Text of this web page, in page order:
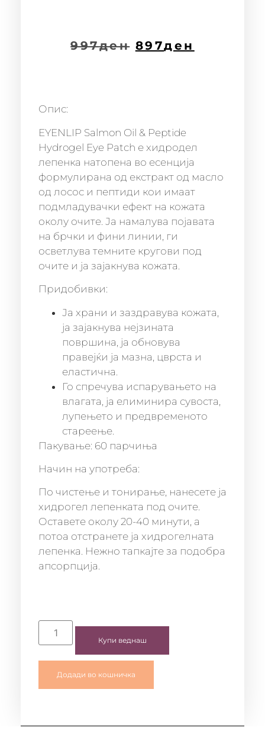
997ден 897ден
Опис:
EYENLIP Salmon Oil & Peptide
Hydrogel Eye Patch е хидродел
лепенка натопена во есенција
формулирана од екстракт од масло
од лосос и пептиди кои имаат
подмладувачки ефект на кожата
околу очите. Ја намалува појавата
на брчки и фини линии, ги
осветлува темните кругови под
очите и ја зајакнува кожата.
Придобивки:
Ја храни и заздравува кожата,
ја зајакнува нејзината
површина, ја обновува
правејќи ја мазна, цврста и
еластична.
Го спречува испарувањето на
влагата, ја елиминира сувоста,
лупењето и предвременото
стареење.
Пакување: 60 парчиња
Начин на употреба:
По чистење и тонирање, нанесете ја
хидрогел лепенката под очите.
Оставете околу 20-40 минути, а
потоа отстранете ја хидрогелната
лепенка. Нежно тапкајте за подобра
апсорпција.
Купи веднаш
Додади во кошничка